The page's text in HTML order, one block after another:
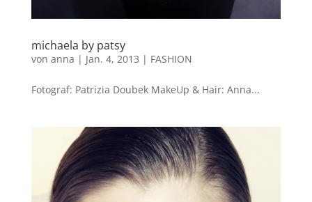
michaela by patsy
von anna | Jan. 4, 2013 | FASHION
Fotograf: Patrizia Doubek MakeUp & Hair: Anna...